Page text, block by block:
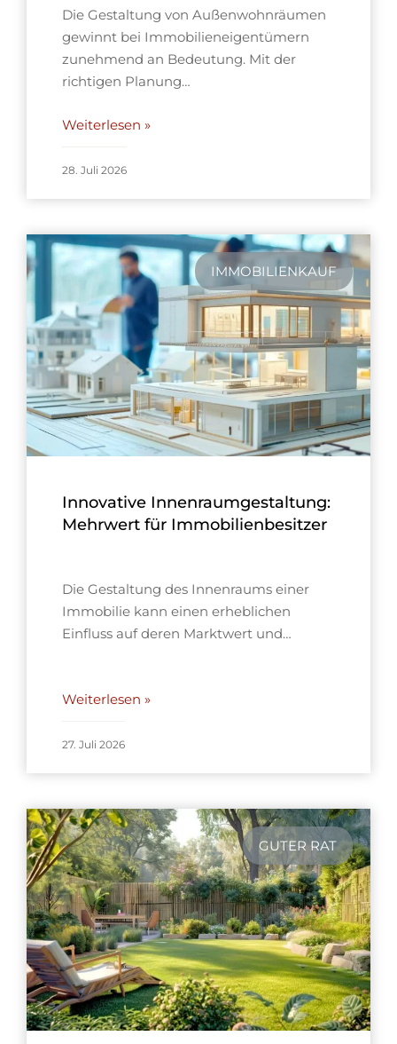
Die Gestaltung von Außenwohnräumen
gewinnt bei Immobilieneigentümern
zunehmend an Bedeutung. Mit der
richtigen Planung…
Weiterlesen »
28. Juli 2026
IMMOBILIENKAUF
Innovative Innenraumgestaltung:
Mehrwert für Immobilienbesitzer
Die Gestaltung des Innenraums einer
Immobilie kann einen erheblichen
Einfluss auf deren Marktwert und…
Weiterlesen »
27. Juli 2026
GUTER RAT